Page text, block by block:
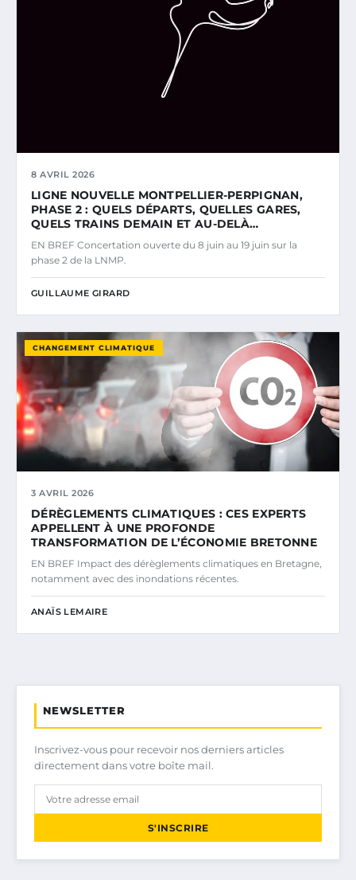
8 AVRIL 2026
LIGNE NOUVELLE MONTPELLIER-PERPIGNAN,
PHASE 2 : QUELS DÉPARTS, QUELLES GARES,
QUELS TRAINS DEMAIN ET AU-DELÀ…
EN BREF Concertation ouverte du 8 juin au 19 juin sur la
phase 2 de la LNMP.
GUILLAUME GIRARD
CHANGEMENT CLIMATIQUE
3 AVRIL 2026
DÉRÈGLEMENTS CLIMATIQUES : CES EXPERTS
APPELLENT À UNE PROFONDE
TRANSFORMATION DE L’ÉCONOMIE BRETONNE
EN BREF Impact des dérèglements climatiques en Bretagne,
notamment avec des inondations récentes.
ANAÏS LEMAIRE
NEWSLETTER
Inscrivez-vous pour recevoir nos derniers articles
directement dans votre boîte mail.
S'INSCRIRE